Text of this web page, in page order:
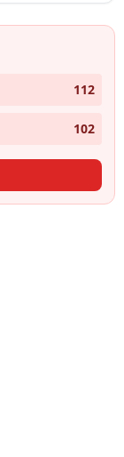
112
102